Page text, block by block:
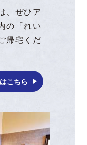
、ぜひア
の「れい
帰宅くだ
こちら